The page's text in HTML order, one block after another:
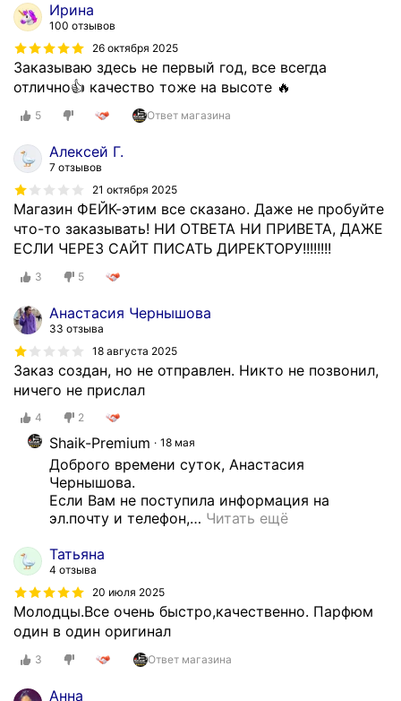
Ирина
100 отзывов
26 октября 2025
Заказываю здесь не первый год, все всегда
отлично👍 качество тоже на высоте 🔥
5 Ответ магазина
Алексей Г.
7 отзывов
21 октября 2025
Магазин ФЕЙК-этим все сказано. Даже не пробуйте
что-то заказывать! НИ ОТВЕТА НИ ПРИВЕТА, ДАЖЕ
ЕСЛИ ЧЕРЕЗ САЙТ ПИСАТЬ ДИРЕКТОРУ!!!!!!!!
3 5
Анастасия Чернышова
33 отзыва
18 августа 2025
Заказ создан, но не отправлен. Никто не позвонил,
ничего не прислал
4 2
Shaik-Premium 18 мая
Доброго времени суток, Анастасия
Чернышова.
Если Вам не поступила информация на
эл.почту и телефон,… Читать ещё
Татьяна
4 отзыва
20 июля 2025
Молодцы.Все очень быстро,качественно. Парфюм
один в один оригинал
3 Ответ магазина
Анна